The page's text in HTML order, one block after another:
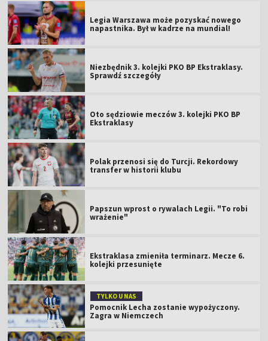
Legia Warszawa może pozyskać nowego
napastnika. Był w kadrze na mundial!
Niezbędnik 3. kolejki PKO BP Ekstraklasy.
Sprawdź szczegóły
Oto sędziowie meczów 3. kolejki PKO BP
Ekstraklasy
Polak przenosi się do Turcji. Rekordowy
transfer w historii klubu
Papszun wprost o rywalach Legii. "To robi
wrażenie"
Ekstraklasa zmieniła terminarz. Mecze 6.
kolejki przesunięte
TYLKO U NAS
Pomocnik Lecha zostanie wypożyczony.
Zagra w Niemczech